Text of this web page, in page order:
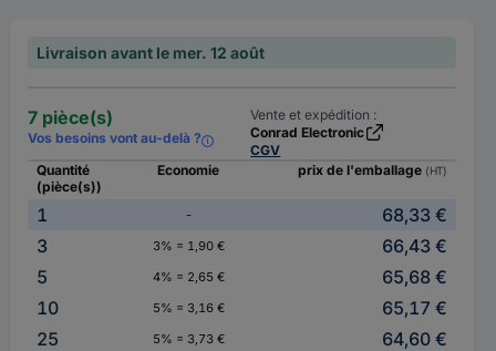
Livraison avant le mer. 12 août
7 pièce(s)
Vos besoins vont au-delà ?
Vente et expédition :
Conrad Electronic
CGV
Quantité
(pièce(s))
Economie prix de l'emballage (HT)
1 -
68,33 €
3
3% = 1,90 €
66,43 €
5
4% = 2,65 €
65,68 €
10
5% = 3,16 €
65,17 €
25
5% = 3,73 € 64,60 €